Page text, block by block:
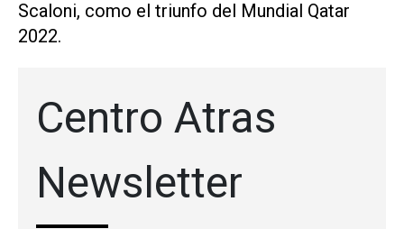
Scaloni, como el triunfo del Mundial Qatar
2022.